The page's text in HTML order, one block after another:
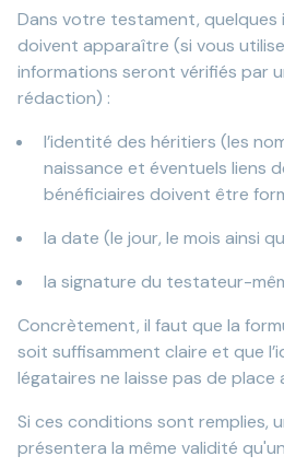
Dans votre testament, quelques
doivent apparaître (si vous
informations seront vérifiés par
rédaction) :
l’identité des héritiers (les
naissance et éventuels liens
bénéficiaires doivent être
la date (le jour, le mois ainsi
la signature du testateur-
Concrètement, il faut que la
soit suffisamment claire et que
légataires ne laisse pas de place
Si ces conditions sont remplies,
présentera la même validité